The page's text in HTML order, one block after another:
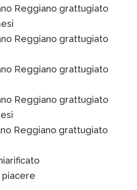
Reggiano grattugiato
Reggiano grattugiato
Reggiano grattugiato
Reggiano grattugiato
Reggiano grattugiato
piacere